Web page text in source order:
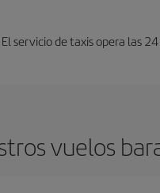
servicio de taxis opera las
vuelos